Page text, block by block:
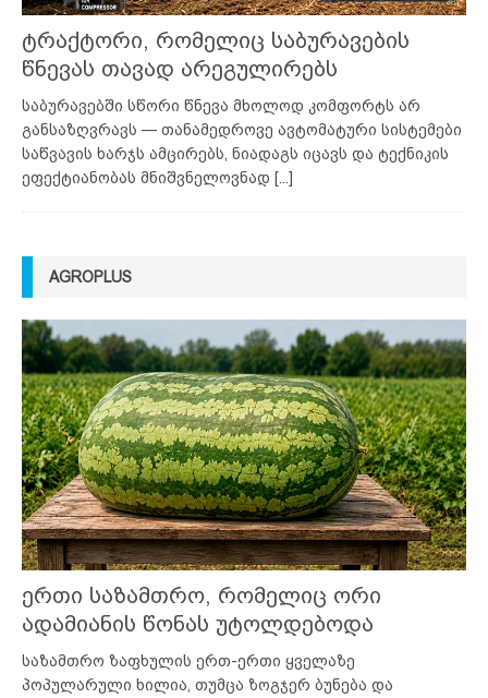
ტრაქტორი, რომელიც საბურავების
წნევას თავად არეგულირებს
საბურავებში სწორი წნევა მხოლოდ კომფორტს არ
განსაზღვრავს — თანამედროვე ავტომატური სისტემები
საწვავის ხარჯს ამცირებს, ნიადაგს იცავს და ტექნიკის
ეფექტიანობას მნიშვნელოვნად [...]
AGROPLUS
ერთი საზამთრო, რომელიც ორი
ადამიანის წონას უტოლდებოდა
საზამთრო ზაფხულის ერთ-ერთი ყველაზე
პოპულარული ხილია, თუმცა ზოგჯერ ბუნება და